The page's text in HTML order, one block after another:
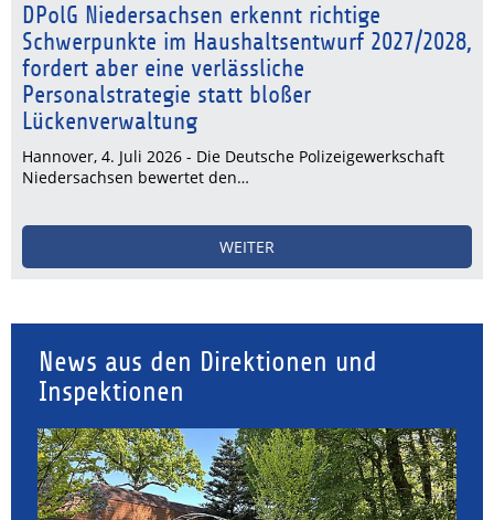
DPolG Niedersachsen erkennt richtige
Schwerpunkte im Haushaltsentwurf 2027/2028,
fordert aber eine verlässliche
Personalstrategie statt bloßer
Lückenverwaltung
Hannover, 4. Juli 2026 - Die Deutsche Polizeigewerkschaft
Niedersachsen bewertet den…
WEITER
News aus den Direktionen und
Inspektionen